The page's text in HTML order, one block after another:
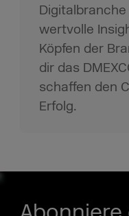
wertvolle
Köpfen der
dir das
schaffen den
Erfolg.